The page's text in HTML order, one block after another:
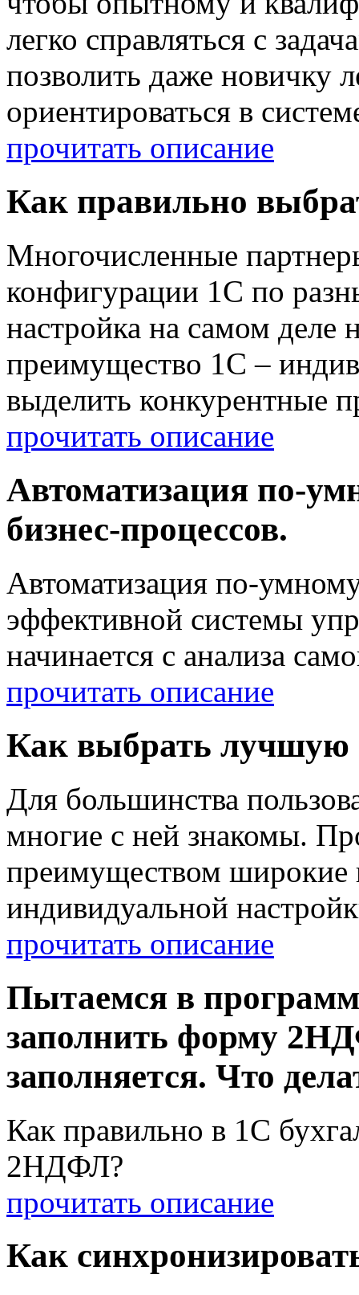
легко справляться с
позволить даже новичку
ориентироваться в
прочитать описание
Как правильно
Многочисленные
конфигурации 1С по
настройка на самом деле
преимущество 1С –
выделить конкурентные
прочитать описание
Автоматизация по-
бизнес-процессов.
Автоматизация по-
эффективной системы
начинается с анализа
прочитать описание
Как выбрать лучшую
Для большинства
многие с ней знакомы.
преимуществом широкие
индивидуальной
прочитать описание
Пытаемся в
заполнить форму
заполняется. Что
Как правильно в 1С
2НДФЛ?
прочитать описание
Как